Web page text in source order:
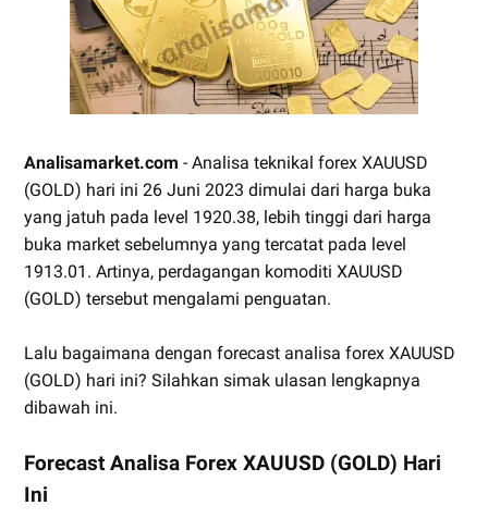
Analisamarket.com - Analisa teknikal forex XAUUSD
(GOLD) hari ini 26 Juni 2023 dimulai dari harga buka
yang jatuh pada level 1920.38, lebih tinggi dari harga
buka market sebelumnya yang tercatat pada level
1913.01. Artinya, perdagangan komoditi XAUUSD
(GOLD) tersebut mengalami penguatan.
Lalu bagaimana dengan forecast analisa forex XAUUSD
(GOLD) hari ini? Silahkan simak ulasan lengkapnya
dibawah ini.
Forecast Analisa Forex XAUUSD (GOLD) Hari
Ini